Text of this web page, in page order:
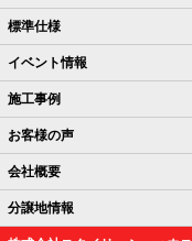
標準仕様
イベント情報
施工事例
お客様の声
会社概要
分譲地情報